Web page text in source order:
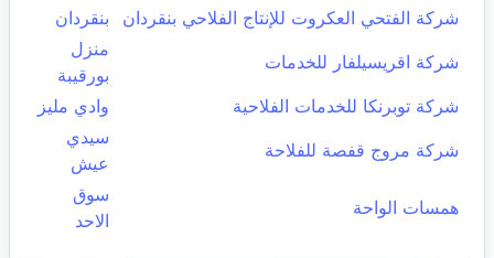
شركة الفتحي العكروت للإنتاج الفلاحي بنقردان
بنقردان
شركة اقريسيلفار للخدمات
منزل
بورقيبة
شركة توبرنكا للخدمات الفلاحية
وادي مليز
شركة مروج قفصة للفلاحة
سيدي
عيش
همسات الواحة
سوق
الاحد